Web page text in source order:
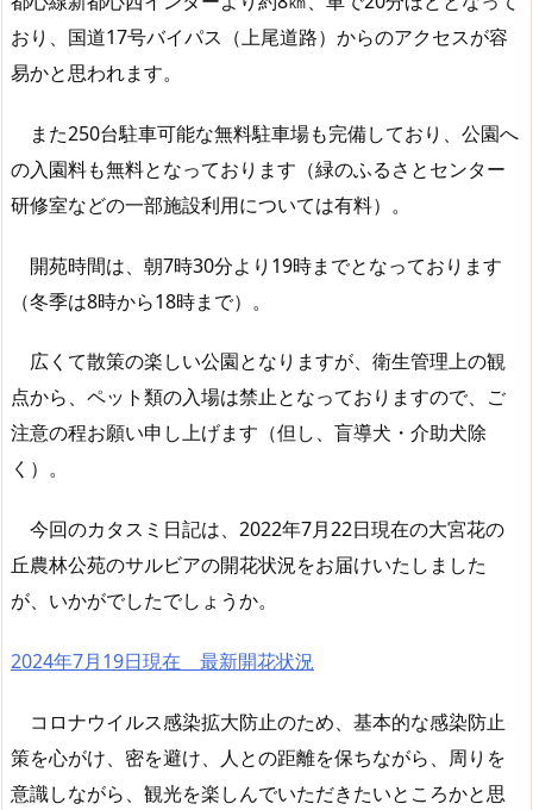
おり、国道17号バイパス（上尾道路）からのアクセスが容
易かと思われます。
また250台駐車可能な無料駐車場も完備しており、公園へ
の入園料も無料となっております（緑のふるさとセンター
研修室などの一部施設利用については有料）。
開苑時間は、朝7時30分より19時までとなっております
（冬季は8時から18時まで）。
広くて散策の楽しい公園となりますが、衛生管理上の観
点から、ペット類の入場は禁止となっておりますので、ご
注意の程お願い申し上げます（但し、盲導犬・介助犬除
く）。
今回のカタスミ日記は、2022年7月22日現在の大宮花の
丘農林公苑のサルビアの開花状況をお届けいたしました
が、いかがでしたでしょうか。
2024年7月19日現在 最新開花状況
コロナウイルス感染拡大防止のため、基本的な感染防止
策を心がけ、密を避け、人との距離を保ちながら、周りを
意識しながら、観光を楽しんでいただきたいところかと思